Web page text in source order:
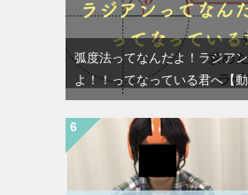
弧度法ってなんだよ！ラジア
よ！！ってなっている君へ【動